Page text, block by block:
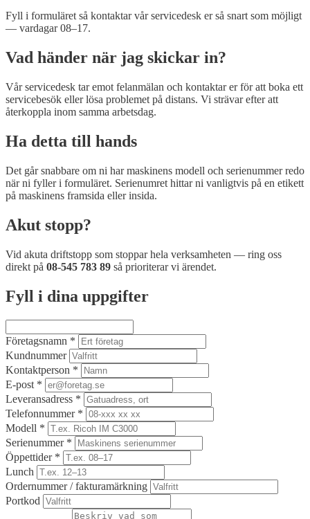
Fyll i formuläret så kontaktar vår servicedesk er så snart som möjligt
— vardagar 08–17.
Vad händer när jag skickar in?
Vår servicedesk tar emot felanmälan och kontaktar er för att boka ett
servicebesök eller lösa problemet på distans. Vi strävar efter att
återkoppla inom samma arbetsdag.
Ha detta till hands
Det går snabbare om ni har maskinens modell och serienummer redo
när ni fyller i formuläret. Serienumret hittar ni vanligtvis på en etikett
på maskinens framsida eller insida.
Akut stopp?
Vid akuta driftstopp som stoppar hela verksamheten — ring oss
direkt på 08-545 783 89 så prioriterar vi ärendet.
Fyll i dina uppgifter
Företagsnamn *
Kundnummer
Kontaktperson *
E-post *
Leveransadress *
Telefonnummer *
Modell *
Serienummer *
Öppettider *
Lunch
Ordernummer / fakturamärkning
Portkod